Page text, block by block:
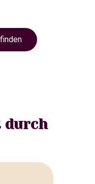
durch